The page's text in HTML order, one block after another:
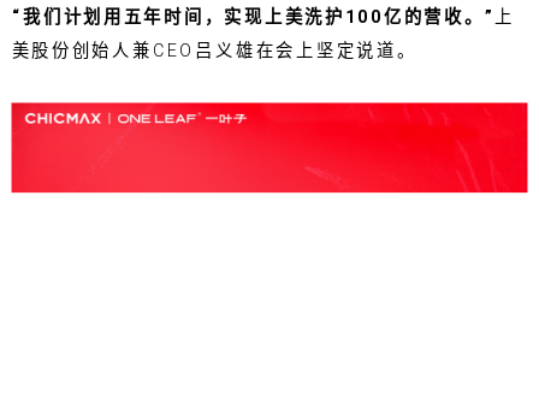
“我们计划用五年时间，实现上美洗护100亿的营收。” 上
美股份创始人兼CEO吕义雄在会上坚定说道。